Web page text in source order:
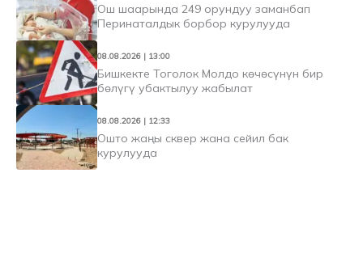
Ош шаарында 249 орундуу заманбап
Перинаталдык борбор курулууда
08.08.2026 | 13:00
Бишкекте Тоголок Молдо көчөсүнүн бир
бөлүгү убактылуу жабылат
08.08.2026 | 12:33
Ошто жаңы сквер жана сейил бак
курулууда